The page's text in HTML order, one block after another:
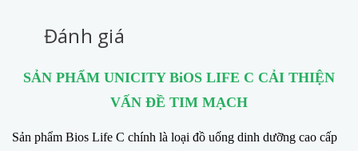
Đánh giá
SẢN PHẨM UNICITY BiOS LIFE C CẢI THIỆN
VẤN ĐỀ TIM MẠCH
Sản phẩm Bios Life C chính là loại đồ uống dinh dưỡng cao cấp